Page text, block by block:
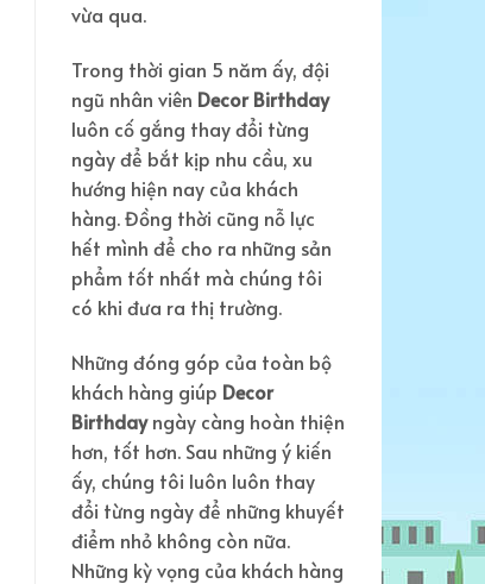
vừa qua.
Trong thời gian 5 năm ấy, đội
ngũ nhân viên Decor Birthday
luôn cố gắng thay đổi từng
ngày để bắt kịp nhu cầu, xu
hướng hiện nay của khách
hàng. Đồng thời cũng nỗ lực
hết mình để cho ra những sản
phẩm tốt nhất mà chúng tôi
có khi đưa ra thị trường.
Những đóng góp của toàn bộ
khách hàng giúp Decor
Birthdayngày càng hoàn thiện
hơn, tốt hơn. Sau những ý kiến
ấy, chúng tôi luôn luôn thay
đổi từng ngày để những khuyết
điểm nhỏ không còn nữa.
Những kỳ vọng của khách hàng